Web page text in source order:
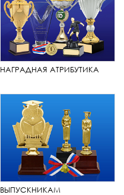
НАГРАДНАЯ АТРИБУТИКА
ВЫПУСКНИКАМ